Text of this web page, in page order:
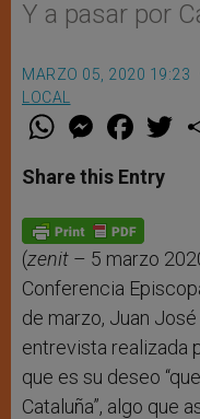
Y a pasar por
MARZO 05, 2020 19:23
LOCAL
W
t
s
p
p
M
e
s
e
g
e
r
F
a
e
b
o
k
w
Share this Entry
(zenit – 5 marzo
Conferencia
de marzo, Juan
entrevista realizada
que es su deseo
Cataluña”, algo que